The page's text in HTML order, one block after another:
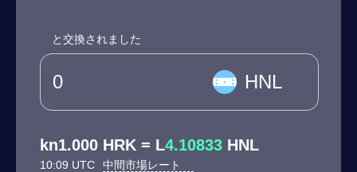
と交換されました
HNL
kn1.000 HRK = L4.10833 HNL
10:09 UTC 中間市場レート